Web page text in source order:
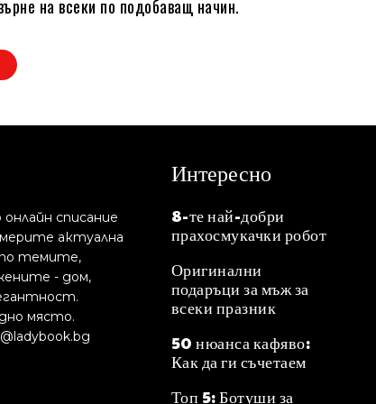
на всеки по подобаващ начин.
списание
актуална
по темите,
- дом,
място.
Интересно
8-те най-добри
прахосмукачки робот
Оригинални
подаръци за мъж за
всеки празник
50 нюанса кафяво:
Как да ги съчетаем
Топ 5: Ботуши за